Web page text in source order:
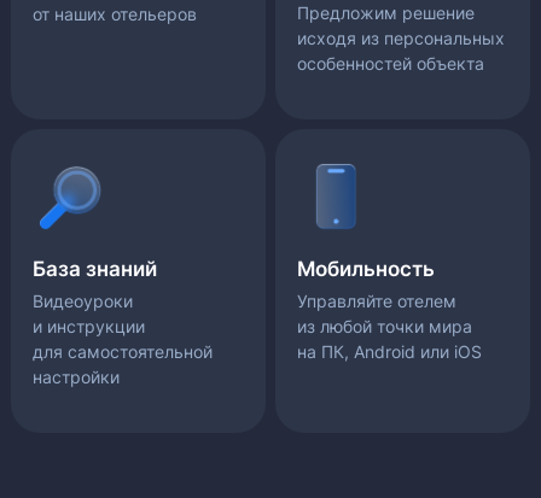
от наших отельеров
Предложим решение
исходя из персональных
особенностей объекта
База знаний
Видеоуроки
и инструкции
для самостоятельной
настройки
Мобильность
Управляйте отелем
из любой точки мира
на ПК, Android или iOS